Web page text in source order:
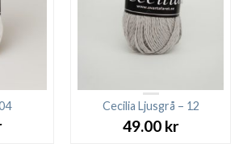
Cecilia Ljusgrå – 12
49.00 kr